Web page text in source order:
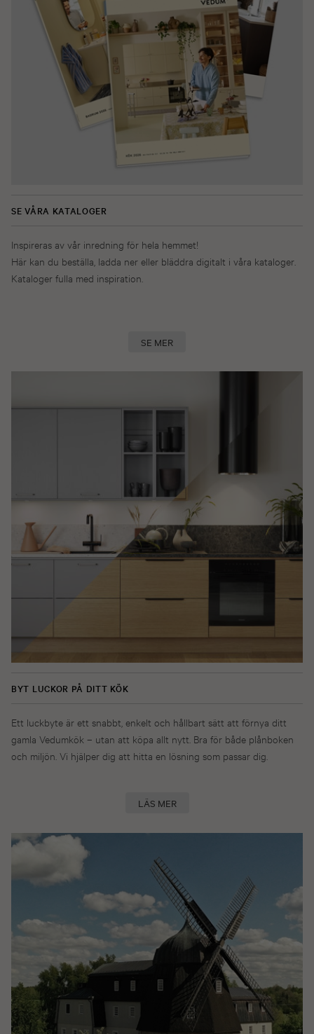
SE VÅRA KATALOGER
Inspireras av vår inredning för hela hemmet!
Här kan du beställa, ladda ner eller bläddra digitalt i våra kataloger.
Kataloger fulla med inspiration.
SE MER
BYT LUCKOR PÅ DITT KÖK
Ett luckbyte är ett snabbt, enkelt och hållbart sätt att förnya ditt
gamla Vedumkök – utan att köpa allt nytt. Bra för både plånboken
och miljön. Vi hjälper dig att hitta en lösning som passar dig.
LÄS MER